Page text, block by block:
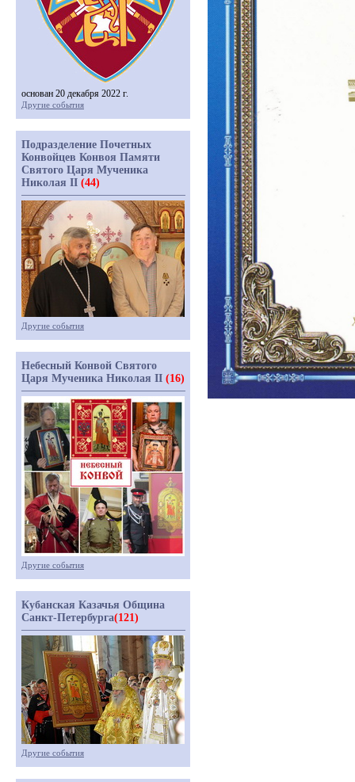
основан 20 декабря 2022 г.
Другие события
Подразделение Почетных
Конвойцев Конвоя Памяти
Святого Царя Мученика
Николая II (44)
Другие события
Небесный Конвой Святого
Царя Мученика Николая II (16)
Другие события
Кубанская Казачья Община
Санкт-Петербурга(121)
Другие события